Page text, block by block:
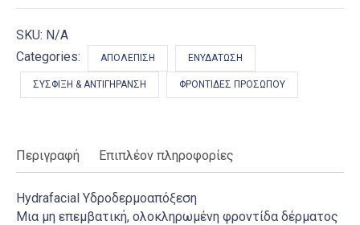
SKU: N/A
Categories:
ΑΠΟΛΈΠΙΣΗ ΕΝΥΔΆΤΩΣΗ
ΣΎΣΦΙΞΗ & ΑΝΤΙΓΉΡΑΝΣΗ ΦΡΟΝΤΊΔΕΣ ΠΡΟΣΏΠΟΥ
Περιγραφή Επιπλέον πληροφορίες
Hydrafacial Υδροδερμοαπόξεση
Μια μη επεμβατική, ολοκληρωμένη φροντίδα δέρματος